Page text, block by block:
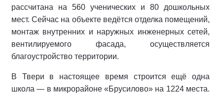
рассчитана на 560 ученических и 80 дошкольных
мест. Сейчас на объекте ведётся отделка помещений,
монтаж внутренних и наружных инженерных сетей,
вентилируемого фасада, осуществляется
благоустройство территории.
В Твери в настоящее время строится ещё одна
школа — в микрорайоне «Брусилово» на 1224 места.